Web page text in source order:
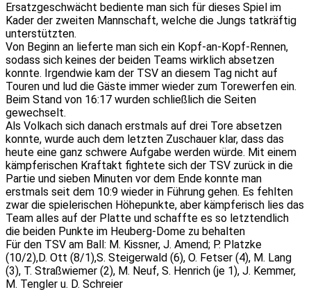
Ersatzgeschwächt bediente man sich für dieses Spiel im
Kader der zweiten Mannschaft, welche die Jungs tatkräftig
unterstützten.
Von Beginn an lieferte man sich ein Kopf-an-Kopf-Rennen,
sodass sich keines der beiden Teams wirklich absetzen
konnte. Irgendwie kam der TSV an diesem Tag nicht auf
Touren und lud die Gäste immer wieder zum Torewerfen ein.
Beim Stand von 16:17 wurden schließlich die Seiten
gewechselt.
Als Volkach sich danach erstmals auf drei Tore absetzen
konnte, wurde auch dem letzten Zuschauer klar, dass das
heute eine ganz schwere Aufgabe werden würde. Mit einem
kämpferischen Kraftakt fightete sich der TSV zurück in die
Partie und sieben Minuten vor dem Ende konnte man
erstmals seit dem 10:9 wieder in Führung gehen. Es fehlten
zwar die spielerischen Höhepunkte, aber kämpferisch lies das
Team alles auf der Platte und schaffte es so letztendlich
die beiden Punkte im Heuberg-Dome zu behalten
Für den TSV am Ball: M. Kissner, J. Amend; P. Platzke
(10/2),D. Ott (8/1),S. Steigerwald (6), O. Fetser (4), M. Lang
(3), T. Straßwiemer (2), M. Neuf, S. Henrich (je 1), J. Kemmer,
M. Tengler u. D. Schreier